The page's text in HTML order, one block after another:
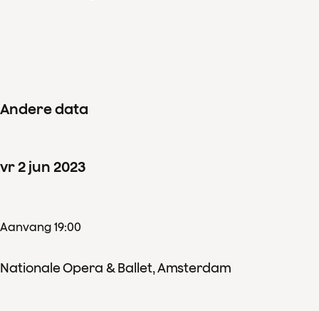
Andere data
vr2 jun 2023
Aanvang 19:00
Nationale Opera & Ballet, Amsterdam